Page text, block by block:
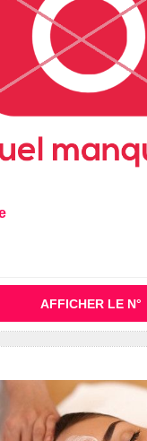
AFFICHER LE N°